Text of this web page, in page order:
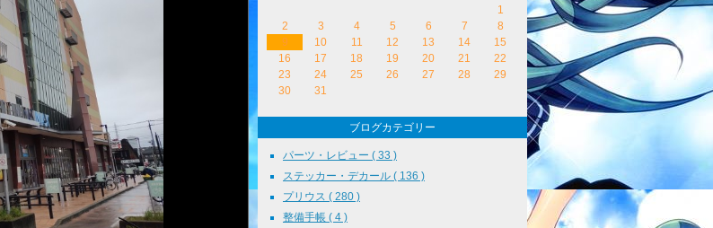
1
2
3 4 5 6 7
8
9
10 11 12 13 14
15
16
17 18 19 20 21
22
23
24 25 26 27 28
29
30
31
ブログカテゴリー
パーツ・レビュー ( 33 )
ステッカー・デカール ( 136 )
プリウス ( 280 )
整備手帳 ( 4 )